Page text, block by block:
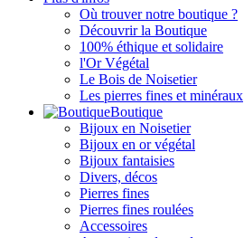
Où trouver notre boutique ?
Découvrir la Boutique
100% éthique et solidaire
l'Or Végétal
Le Bois de Noisetier
Les pierres fines et minéraux
Boutique
Bijoux en Noisetier
Bijoux en or végétal
Bijoux fantaisies
Divers, décos
Pierres fines
Pierres fines roulées
Accessoires